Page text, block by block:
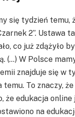
się tydzień
2”. Ustawa
co już zdążyło
(…) W Polsce
znajduje się w
To znaczy,
że edukacja
na